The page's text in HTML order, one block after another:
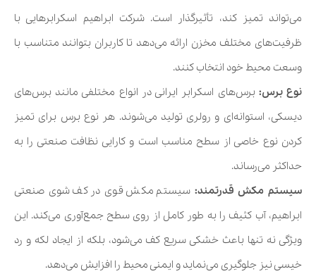
می‌تواند تمیز کند، تأثیرگذار است. شرکت ابراهیم اسکرابرهایی با
ظرفیت‌های مختلف مخزن ارائه می‌دهد تا کاربران بتوانند متناسب با
وسعت محیط خود انتخاب کنند.
نوع برس: برس‌های اسکرابر ایرانی در انواع مختلفی مانند برس‌های
دیسکی، استوانه‌ای و رولری تولید می‌شوند. هر نوع برس برای تمیز
کردن نوع خاصی از سطح مناسب است و کارایی نظافت صنعتی را به
حداکثر می‌رساند.
سیستم مکش قدرتمند: سیستم مکش قوی در کف شوی صنعتی
ابراهیم، آب کثیف را به طور کامل از روی سطح جمع‌آوری می‌کند. این
ویژگی نه تنها باعث خشکی سریع کف می‌شود، بلکه از ایجاد لکه و رد
خیسی نیز جلوگیری می‌نماید و ایمنی محیط را افزایش می‌دهد.